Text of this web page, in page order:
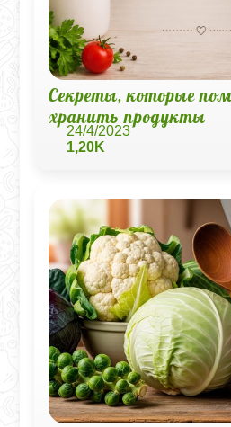
Секреты, которые
хранить продукты
24/4/2023
1,20K